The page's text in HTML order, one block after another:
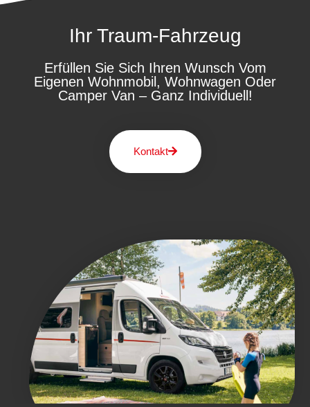
Ihr Traum-Fahrzeug
Erfüllen Sie Sich Ihren Wunsch Vom
Eigenen Wohnmobil, Wohnwagen Oder
Camper Van – Ganz Individuell!
Kontakt